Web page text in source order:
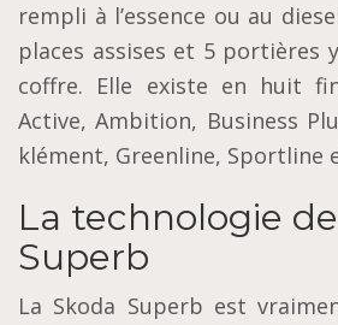
rempli à l’essence ou au
places assises et 5 portières
coffre. Elle existe en huit
Active, Ambition, Business
klément, Greenline, Sportline
La technologie
Superb
La Skoda Superb est